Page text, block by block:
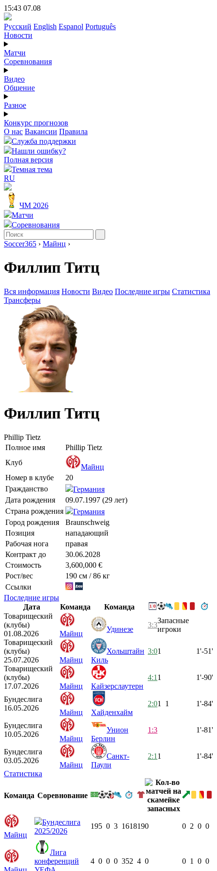
15:43 07.08
Русский English Espanol Português
Новости
Матчи
Соревнования
Видео
Общение
Разное
Конкурс прогнозов
О нас Вакансии Правила
Служба поддержки
Нашли ошибку?
Полная версия
Темная тема
RU
ЧМ 2026
Матчи
Соревнования
Soccer365 › Майнц ›
Филлип Титц
Вся информация Новости Видео Последние игры Статистика
Трансферы
Филлип Титц
Phillip Tietz
Полное имя
Phillip Tietz
Клуб
Майнц
Номер в клубе
20
Гражданство
Германия
Дата рождения
09.07.1997 (29 лет)
Страна рождения
Германия
Город рождения
Braunschweig
Позиция
нападающий
Рабочая нога
правая
Контракт до
30.06.2028
Стоимость
3,600,000 €
Рост/вес
190 см / 86 кг
Ссылки
Последние игры
Дата
Команда
Команда
Товарищеский
(клубы)
01.08.2026
Майнц
Удинезе
3:3
Запасные
игроки
Товарищеский
(клубы)
25.07.2026
Майнц
Хольштайн
Киль
3:01 1'-51'
Товарищеский
(клубы)
17.07.2026
Майнц Кайзерслаутерн
4:1 1 1'-90'
Бундеслига
16.05.2026
Майнц Хайденхайм
2:01 1 1'-84'
Бундеслига
10.05.2026
Майнц
Унион
Берлин
1:3 1'-81'
Бундеслига
03.05.2026
Майнц
Санкт-
Паули
2:1 1 1'-84'
Статистика
Команда Соревнование
Майнц
Бундеслига
2025/2026
195 0 3 1618190 0 2 0 0
Лига
конференций
4 0 0 0 352 4 0 0 1 0 0